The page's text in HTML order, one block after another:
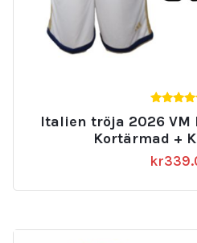
av 5
Italien tröja 2026 VM
Kortärmad +
kr